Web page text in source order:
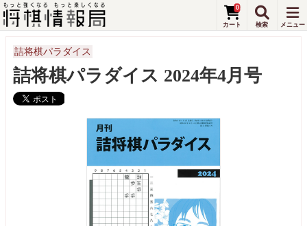
0
詰将棋パラダイス
詰将棋パラダイス 2024年4月号